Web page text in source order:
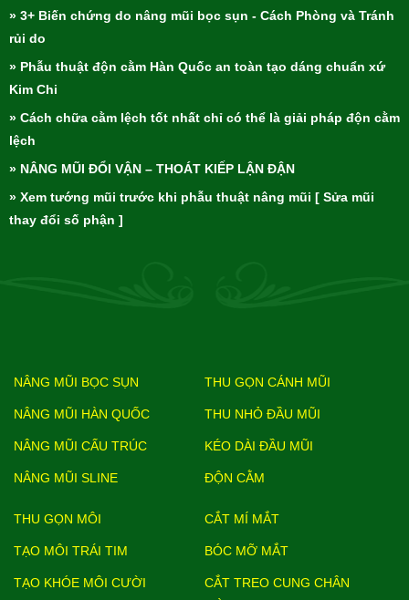
» 3+ Biến chứng do nâng mũi bọc sụn - Cách Phòng và Tránh
rủi do
» Phẫu thuật độn cằm Hàn Quốc an toàn tạo dáng chuẩn xứ
Kim Chi
» Cách chữa cằm lệch tốt nhất chỉ có thể là giải pháp độn cằm
lệch
» NÂNG MŨI ĐỔI VẬN – THOÁT KIẾP LẬN ĐẬN
» Xem tướng mũi trước khi phẫu thuật nâng mũi [ Sửa mũi
thay đổi số phận ]
NÂNG MŨI BỌC SỤN
NÂNG MŨI HÀN QUỐC
NÂNG MŨI CẤU TRÚC
NÂNG MŨI SLINE
THU GỌN CÁNH MŨI
THU NHỎ ĐẦU MŨI
KÉO DÀI ĐẦU MŨI
ĐỘN CẰM
THU GỌN MÔI
TẠO MÔI TRÁI TIM
TẠO KHÓE MÔI CƯỜI
CẮT MÍ MẮT
BÓC MỠ MẮT
CẮT TREO CUNG CHÂN